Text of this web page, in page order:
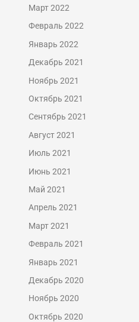
Март 2022
Февраль 2022
Январь 2022
Декабрь 2021
Ноябрь 2021
Октябрь 2021
Сентябрь 2021
Август 2021
Июль 2021
Июнь 2021
Май 2021
Апрель 2021
Март 2021
Февраль 2021
Январь 2021
Декабрь 2020
Ноябрь 2020
Октябрь 2020